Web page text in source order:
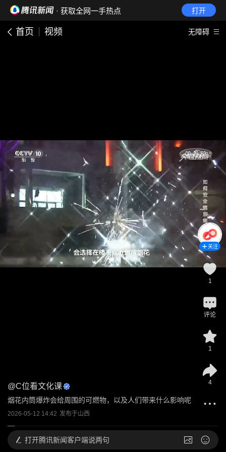
· 获取全网一手热点 打开
首页 视频 无障碍
@C位看文化课
烟花内筒爆炸会给周围的可燃物，以及人们带来什么影响呢
2026-05-12 14:42 发布于山西
关注
1
评论
1
4
打开腾讯新闻客户端说两句